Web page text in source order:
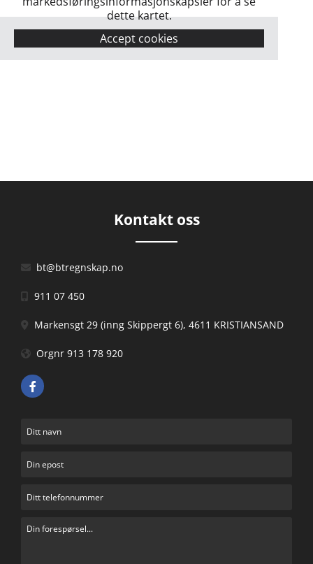
dette kartet.
Accept cookies
Kontakt oss
bt@btregnskap.no
911 07 450
 Markensgt 29 (inng Skippergt 6), 4611 KRISTIANSAND
 Orgnr 913 178 920